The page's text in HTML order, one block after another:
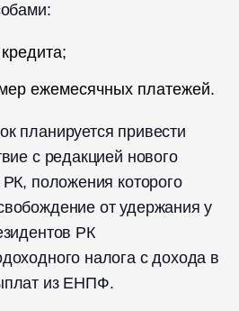
ежемесячных платежей.
планируется привести
с редакцией нового
положения которого
от удержания у
РК
налога с дохода в
из ЕНПФ.